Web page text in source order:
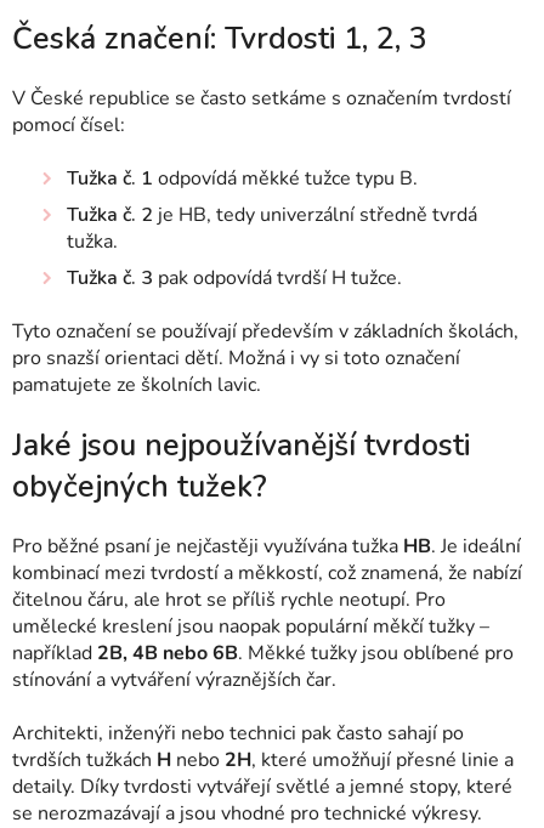
Česká značení: Tvrdosti 1, 2, 3
V České republice se často setkáme s označením tvrdostí
pomocí čísel:
Tužka č. 1 odpovídá měkké tužce typu B.
Tužka č. 2 je HB, tedy univerzální středně tvrdá
tužka.
Tužka č. 3 pak odpovídá tvrdší H tužce.
Tyto označení se používají především v základních školách,
pro snazší orientaci dětí. Možná i vy si toto označení
pamatujete ze školních lavic.
Jaké jsou nejpoužívanější tvrdosti
obyčejných tužek?
Pro běžné psaní je nejčastěji využívána tužka HB. Je ideální
kombinací mezi tvrdostí a měkkostí, což znamená, že nabízí
čitelnou čáru, ale hrot se příliš rychle neotupí. Pro
umělecké kreslení jsou naopak populární měkčí tužky –
například 2B, 4B nebo 6B. Měkké tužky jsou oblíbené pro
stínování a vytváření výraznějších čar.
Architekti, inženýři nebo technici pak často sahají po
tvrdších tužkách H nebo 2H, které umožňují přesné linie a
detaily. Díky tvrdosti vytvářejí světlé a jemné stopy, které
se nerozmazávají a jsou vhodné pro technické výkresy.